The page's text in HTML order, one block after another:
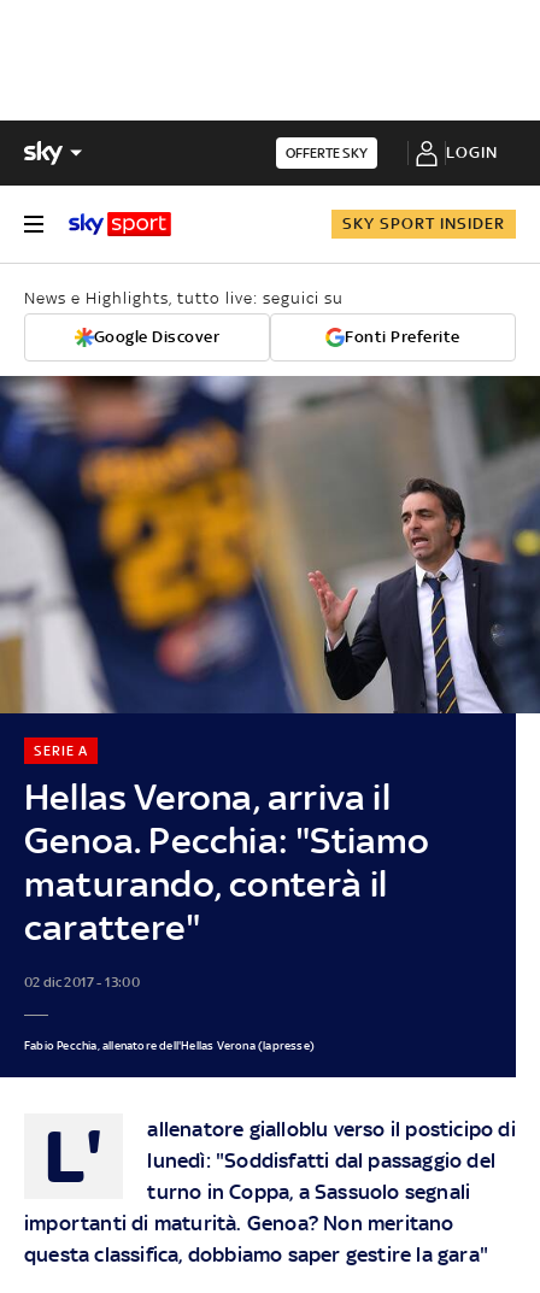
OFFERTE SKY LOGIN
SKY SPORT INSIDER
News e Highlights, tutto live: seguici su
Google Discover Fonti Preferite
Hellas Verona, arriva il
Genoa. Pecchia: "Stiamo
maturando, conterà il
carattere"
SERIE A
02 dic 2017 - 13:00
Fabio Pecchia, allenatore dell'Hellas Verona (lapresse)
L'
allenatore gialloblu verso il posticipo di
lunedì: "Soddisfatti dal passaggio del
turno in Coppa, a Sassuolo segnali
importanti di maturità. Genoa? Non meritano
questa classifica, dobbiamo saper gestire la gara"